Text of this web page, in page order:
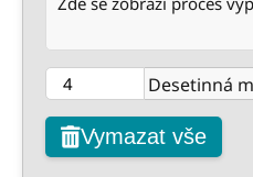
Desetinná
Vymazat vše